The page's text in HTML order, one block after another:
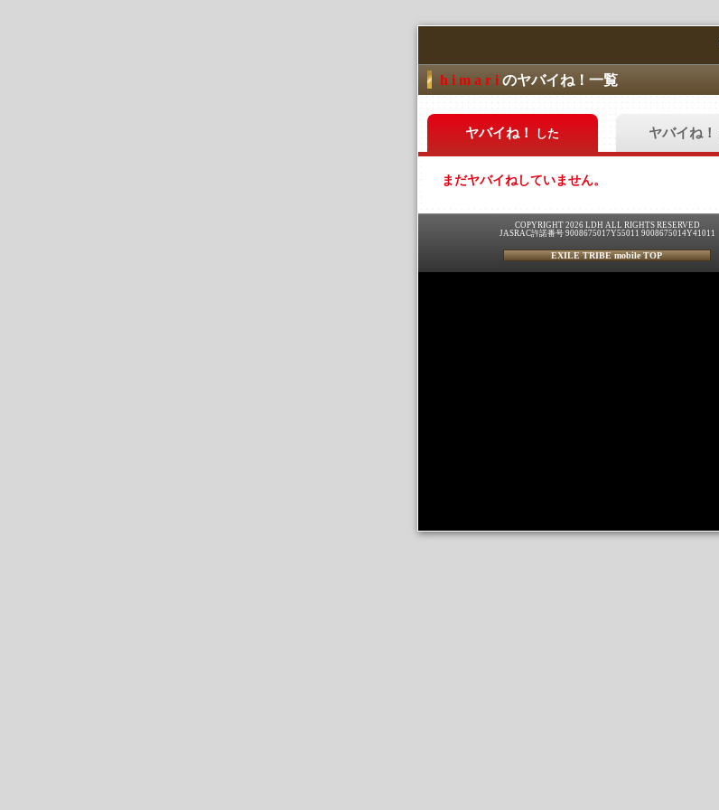
h i m a r i のヤバイね！一覧
ヤバイね！ した ヤバイね！
まだヤバイねしていません。
COPYRIGHT 2026 LDH ALL RIGHTS RESERVED
JASRAC許諾番号 9008675017Y55011 9008675014Y41011
EXILE TRIBE mobile TOP